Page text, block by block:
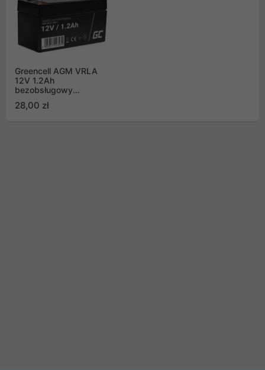
Greencell AGM VRLA
12V 1.2Ah
bezobsługowy
alarmowego, kasy
28,00 zł